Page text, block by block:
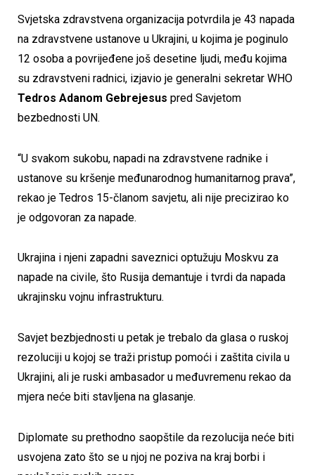
Svjetska zdravstvena organizacija potvrdila je 43 napada
na zdravstvene ustanove u Ukrajini, u kojima je poginulo
12 osoba a povrijeđene još desetine ljudi, među kojima
su zdravstveni radnici, izjavio je generalni sekretar WHO
Tedros Adanom Gebrejesus pred Savjetom
bezbednosti UN.
“U svakom sukobu, napadi na zdravstvene radnike i
ustanove su kršenje međunarodnog humanitarnog prava”,
rekao je Tedros 15-članom savjetu, ali nije precizirao ko
je odgovoran za napade.
Ukrajina i njeni zapadni saveznici optužuju Moskvu za
napade na civile, što Rusija demantuje i tvrdi da napada
ukrajinsku vojnu infrastrukturu.
Savjet bezbjednosti u petak je trebalo da glasa o ruskoj
rezoluciji u kojoj se traži pristup pomoći i zaštita civila u
Ukrajini, ali je ruski ambasador u međuvremenu rekao da
mjera neće biti stavljena na glasanje.
Diplomate su prethodno saopštile da rezolucija neće biti
usvojena zato što se u njoj ne poziva na kraj borbi i